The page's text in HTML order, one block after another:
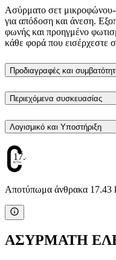
Ασύρματο σετ μικροφώνου-
για απόδοση και άνεση.
φωνής και προηγμένο
κάθε φορά που εισέρχεστε
Προδιαγραφές και
Περιεχόμενα συσκευασίας
Λογισμικό και Υποστήριξη
17.43
Αποτύπωμα άνθρακα 17.43
ΑΣΥΡΜΑΤΗ